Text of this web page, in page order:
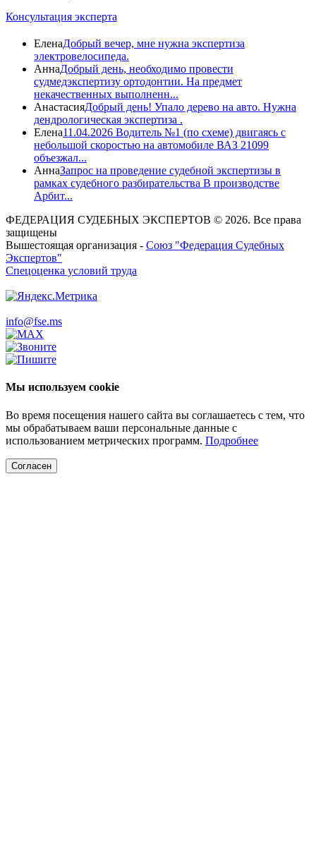
Консультация эксперта
ЕленаДобрый вечер, мне нужна экспертиза
электровелосипеда.
АннаДобрый день, необходимо провести
судмедэкспертизу ортодонтии. На предмет
некачественных выполненн...
АнастасияДобрый день! Упало дерево на авто. Нужна
дендрологическая экспертиза .
Елена11.04.2026 Водитель №1 (по схеме) двигаясь с
небольшой скоростью на автомобиле ВАЗ 21099
объезжал...
АннаЗапрос на проведение судебной экспертизы в
рамках судебного разбирательства В производстве
Арбит...
ФЕДЕРАЦИЯ СУДЕБНЫХ ЭКСПЕРТОВ © 2026. Все права
защищены
Вышестоящая организация - Союз "Федерация Судебных
Экспертов"
Спецоценка условий труда
info@fse.ms
Мы используем cookie
Во время посещения нашего сайта вы соглашаетесь с тем, что
мы обрабатываем ваши персональные данные с
использованием метрических программ. Подробнее
Согласен